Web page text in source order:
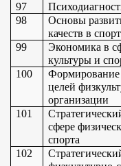
97
98
Основы
качеств в
99
Экономика в
культуры и
100
Формирование
целей
организации
101
сфере
спорта
102